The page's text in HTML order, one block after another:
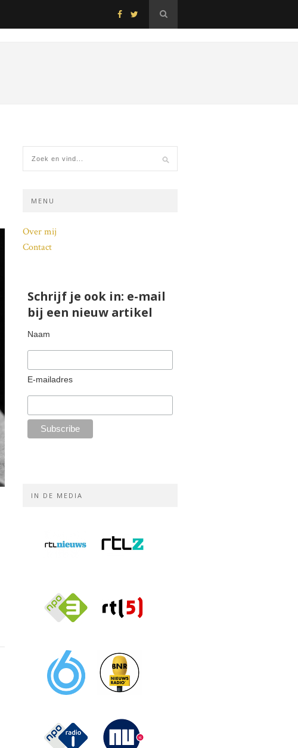
MENU
Over mij
Contact
Schrijf je ook in: e-mail
bij een nieuw artikel
Naam
E-mailadres
IN DE MEDIA